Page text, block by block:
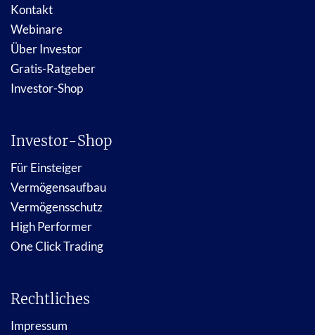
Kontakt
Webinare
Über Investor
Gratis-Ratgeber
Investor-Shop
Investor-Shop
Für Einsteiger
Vermögensaufbau
Vermögensschutz
High Performer
One Click Trading
Rechtliches
Impressum